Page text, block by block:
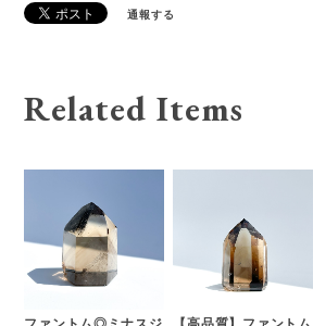
通報する
Related Items